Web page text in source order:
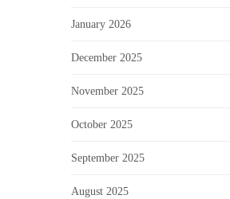
January 2026
December 2025
November 2025
October 2025
September 2025
August 2025